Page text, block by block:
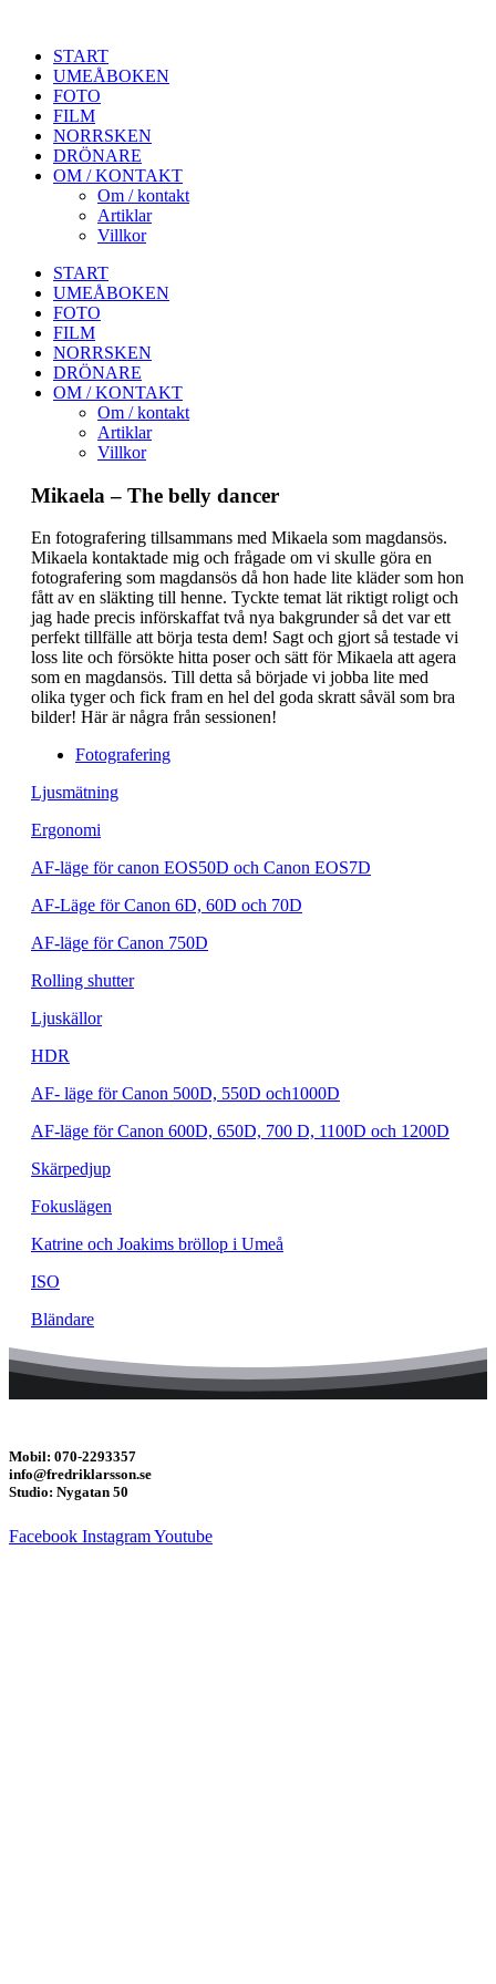
START
UMEÅBOKEN
FOTO
FILM
NORRSKEN
DRÖNARE
OM / KONTAKT
Om / kontakt
Artiklar
Villkor
START
UMEÅBOKEN
FOTO
FILM
NORRSKEN
DRÖNARE
OM / KONTAKT
Om / kontakt
Artiklar
Villkor
Mikaela – The belly dancer
En fotografering tillsammans med Mikaela som magdansös.
Mikaela kontaktade mig och frågade om vi skulle göra en
fotografering som magdansös då hon hade lite kläder som hon
fått av en släkting till henne. Tyckte temat lät riktigt roligt och
jag hade precis införskaffat två nya bakgrunder så det var ett
perfekt tillfälle att börja testa dem! Sagt och gjort så testade vi
loss lite och försökte hitta poser och sätt för Mikaela att agera
som en magdansös. Till detta så började vi jobba lite med
olika tyger och fick fram en hel del goda skratt såväl som bra
bilder! Här är några från sessionen!
Fotografering
Ljusmätning
Ergonomi
AF-läge för canon EOS50D och Canon EOS7D
AF-Läge för Canon 6D, 60D och 70D
AF-läge för Canon 750D
Rolling shutter
Ljuskällor
HDR
AF- läge för Canon 500D, 550D och1000D
AF-läge för Canon 600D, 650D, 700 D, 1100D och 1200D
Skärpedjup
Fokuslägen
Katrine och Joakims bröllop i Umeå
ISO
Bländare
Mobil: 070-2293357
info@fredriklarsson.se
Studio: Nygatan 50
Facebook InstagramYoutube